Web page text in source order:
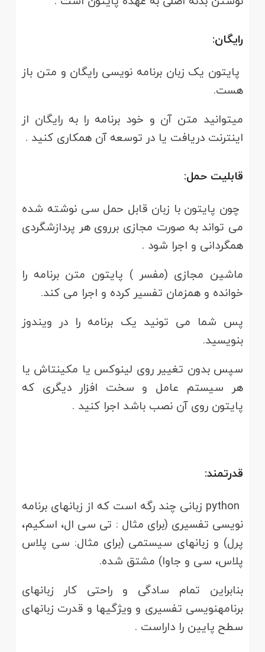
رایگان:
پایتون یک زبان برنامه نویسی رایگان و متن باز
هست.
میتوانید متن آن و خود برنامه را به رایگان از
اینترنت دریافت یا در توسعه آن همکاری کنید .
قابلیت حمل:
چون پایتون با زبان قابل حمل سی نوشته شده
می تواند به صورت مجازی برروی هر پردازشگردی
همگردانی و اجرا شود .
ماشین مجازی (مفسر ) پایتون متن برنامه را
خوانده و همزمان تفسیر کرده و اجرا می کند.
پس شما می تونید یک برنامه را در ویندوز
بنویسید.
سپس بدون تغییر روی لینوکس یا مکینتاش یا
هر سیستم عامل و سخت افزار دیگری که
پایتون روی آن نصب باشد اجرا کنید .
قدرتمند:
python زبانی چند رگه است که از زبانهای برنامه
نویسی تفسیری (برای مثال : تی سی ال، اسکیم،
پرل) و زبانهای سیستمی (برای مثال: سی پلاس
پلاس، سی و جاوا) مشتق شده.
بنابراین تمام سادگی و راحتی کار زبانهای
برنامهنویسی تفسیری و ویژگیها و قدرت زبانهای
سطح پایین را داراست .